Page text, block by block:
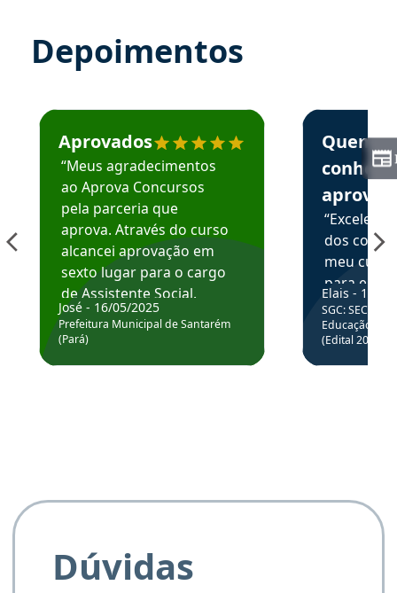
Depoimentos
Estudante José recomenda o Aprova Concursos em
Aprovados
“Meus agradecimentos
ao Aprova Concursos
pela parceria que
aprova. Através do curso
alcancei aprovação em
sexto lugar para o cargo
de Assistente Social.
Hoje estou atuando na
Prefeitura de Santarém.
José - 16/05/2025
Prefeitura Municipal de Santarém
(Pará)
Estudante
Quem
aprova
dos
meu
para
colocar
através
de
Elais - 15/
SGC: SEC BA
Educação
(Edital
Dúvidas